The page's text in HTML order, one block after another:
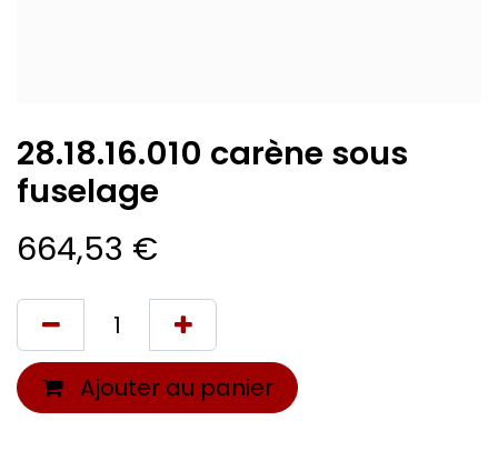
28.18.16.010 carène sous
fuselage
664,53 €
Ajouter au panier